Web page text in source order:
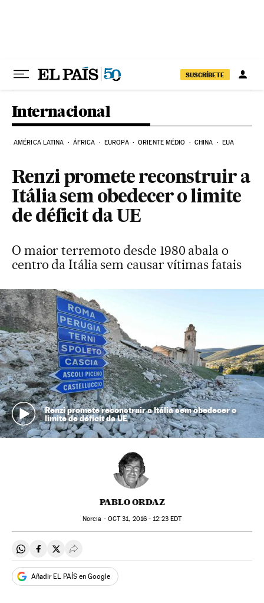
SUSCRÍBETE
Internacional
AMÉRICA LATINA ÁFRICA EUROPA ORIENTE MÉDIO CHINA EUA
Renzi promete reconstruir a
Itália sem obedecer o limite
de déficit da UE
O maior terremoto desde 1980 abala o
centro da Itália sem causar vítimas fatais
Renzi promete reconstruir a Itália sem obedecer o
limite de déficit da UE
PABLO ORDAZ
Norcia - OCT31, 2016 - 12:23EDT
Compartir en Whatsapp
Compartir en Facebook
Compartir en Twitter
Desplegar Redes Sociales
Añadir EL PAÍS en Google